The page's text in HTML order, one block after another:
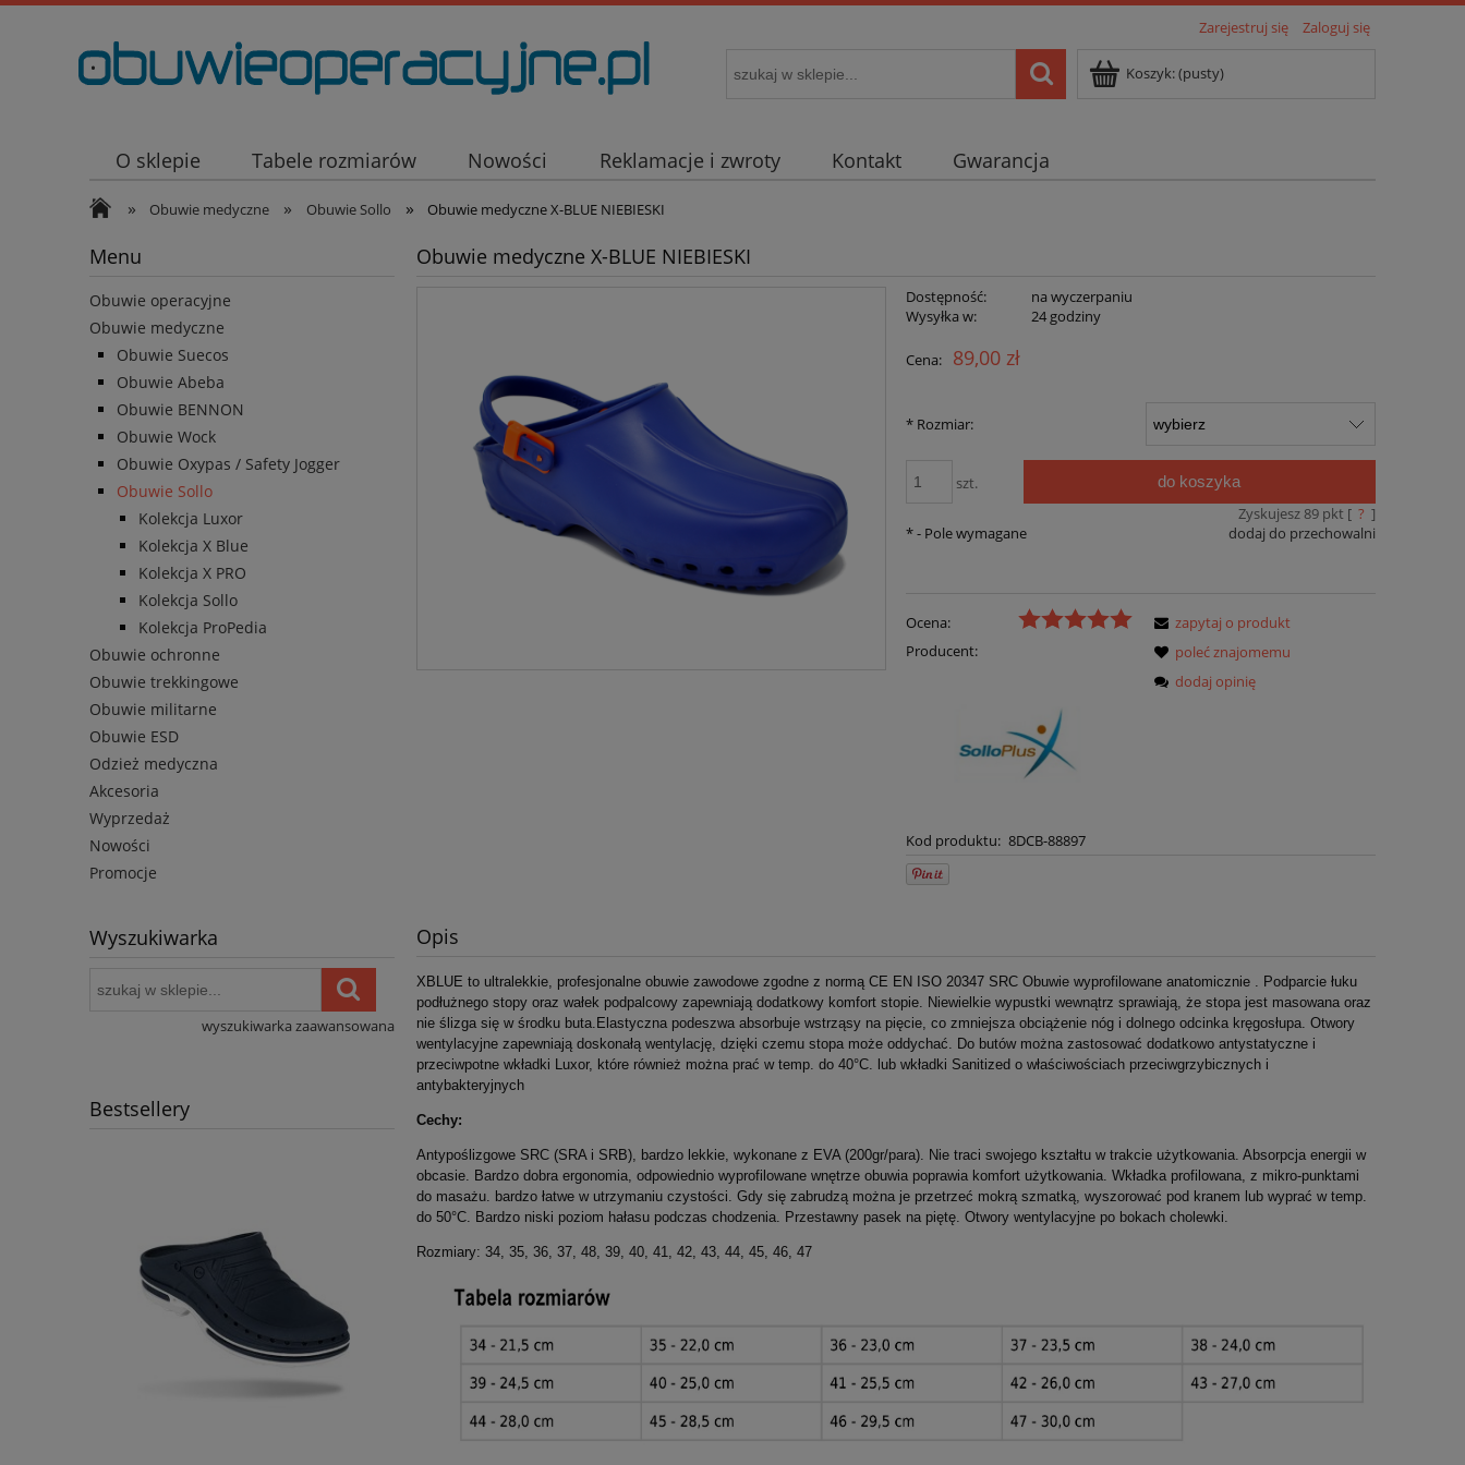
Zarejestruj się Zaloguj się
. Koszyk:(pusty)
O sklepie Tabele rozmiarów Nowości Reklamacje i zwroty Kontakt Gwarancja
» Obuwie medyczne » Obuwie Sollo » Obuwie medyczne X-BLUE NIEBIESKI
Menu
Obuwie operacyjne
Obuwie medyczne
Obuwie Suecos
Obuwie Abeba
Obuwie BENNON
Obuwie Wock
Obuwie Oxypas / Safety Jogger
Obuwie Sollo
Kolekcja Luxor
Kolekcja X Blue
Kolekcja X PRO
Kolekcja Sollo
Kolekcja ProPedia
Obuwie ochronne
Obuwie trekkingowe
Obuwie militarne
Obuwie ESD
Odzież medyczna
Akcesoria
Wyprzedaż
Nowości
Promocje
Wyszukiwarka
wyszukiwarka zaawansowana
Bestsellery
Obuwie medyczne X-BLUE NIEBIESKI
Dostępność:
na wyczerpaniu
Wysyłka w:
24 godziny
Cena: 89,00 zł
* Rozmiar:
szt. do koszyka
Zyskujesz 89pkt [ ? ]
dodaj do przechowalni
*- Pole wymagane
Ocena:
Producent:
Kod produktu: 8DCB-88897
zapytaj o produkt
poleć znajomemu
dodaj opinię
Opis
XBLUE to ultralekkie, profesjonalne obuwie zawodowe zgodne z normą CE EN ISO 20347 SRC Obuwie wyprofilowane anatomicznie . Podparcie łuku
podłużnego stopy oraz wałek podpalcowy zapewniają dodatkowy komfort stopie. Niewielkie wypustki wewnątrz sprawiają, że stopa jest masowana oraz
nie ślizga się w środku buta.Elastyczna podeszwa absorbuje wstrząsy na pięcie, co zmniejsza obciążenie nóg i dolnego odcinka kręgosłupa. Otwory
wentylacyjne zapewniają doskonałą wentylację, dzięki czemu stopa może oddychać. Do butów można zastosować dodatkowo antystatyczne i
przeciwpotne wkładki Luxor, które również można prać w temp. do 40°C. lub wkładki Sanitized o właściwościach przeciwgrzybicznych i
antybakteryjnych
Cechy:
Antypoślizgowe SRC (SRA i SRB), bardzo lekkie, wykonane z EVA (200gr/para). Nie traci swojego kształtu w trakcie użytkowania. Absorpcja energii w
obcasie. Bardzo dobra ergonomia, odpowiednio wyprofilowane wnętrze obuwia poprawia komfort użytkowania. Wkładka profilowana, z mikro-punktami
do masażu. bardzo łatwe w utrzymaniu czystości. Gdy się zabrudzą można je przetrzeć mokrą szmatką, wyszorować pod kranem lub wyprać w temp.
do 50°C. Bardzo niski poziom hałasu podczas chodzenia. Przestawny pasek na piętę. Otwory wentylacyjne po bokach cholewki.
Rozmiary: 34, 35, 36, 37, 48, 39, 40, 41, 42, 43, 44, 45, 46, 47